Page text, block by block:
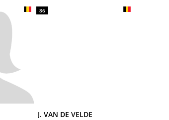
86
J. VAN DE VELDE